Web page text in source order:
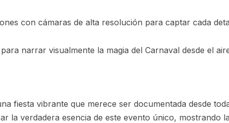
con cámaras de alta resolución para captar cada
narrar visualmente la magia del Carnaval desde el
fiesta vibrante que merece ser documentada desde
la verdadera esencia de este evento único, mostrando